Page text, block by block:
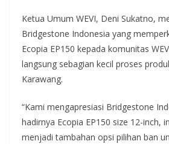
Ketua Umum WEVI, Deni Sukatno,
Bridgestone Indonesia yang
Ecopia EP150 kepada komunitas
langsung sebagian kecil proses
Karawang.
“Kami mengapresiasi Bridgestone
hadirnya Ecopia EP150 size 12-inch,
menjadi tambahan opsi pilihan ban